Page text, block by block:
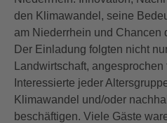
den Klimawandel, seine
am Niederrhein und Chancen
Der Einladung folgten nicht
Landwirtschaft,
Interessierte jeder
Klimawandel und/oder
beschäftigen. Viele Gäste